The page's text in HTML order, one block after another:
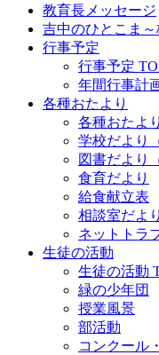
教育長メッセージ
吉中のひとこま
行事予定
行事予定
年間行事計
各種おたより
各種おたよ
学校だより
図書だより
食育だより
給食献立表
相談室だより
ネットトラ
生徒の活動
生徒の活動
緑の少年団
授業風景
部活動
コンクール